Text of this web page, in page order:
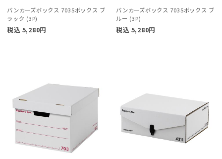
バンカーズボックス 703Sボックス ブ
ラック (3P)
税込 5,280円
バンカーズボックス 703Sボックス ブ
ルー (3P)
税込 5,280円